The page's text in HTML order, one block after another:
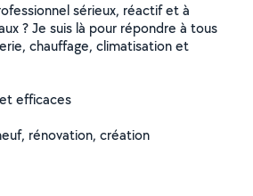
sérieux, réactif et à
? Je suis là pour répondre à tous
chauffage, climatisation et
efficaces
rénovation, création